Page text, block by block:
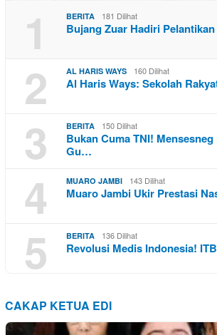
1 BERITA 181 Dilihat
Bujang Zuar Hadiri
2 AL HARIS WAYS 160 Dilihat
Al Haris Ways: Sekolah
3 BERITA 150 Dilihat
Bukan Cuma TNI!
Gu…
4 MUARO JAMBI 143 Dilihat
Muaro Jambi Ukir Prestasi
5 BERITA 136 Dilihat
Revolusi Medis Indonesia!
CAKAP KETUA EDI